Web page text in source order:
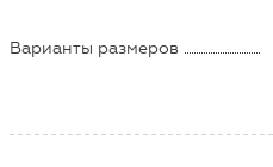
Варианты размеров